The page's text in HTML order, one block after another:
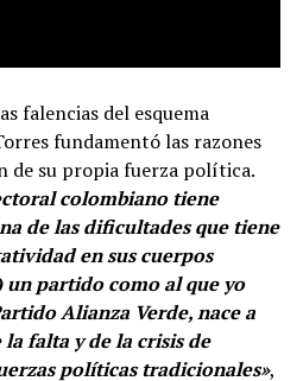
falencias del esquema
fundamentó las razones
de su propia fuerza política.
colombiano tiene
de las dificultades que tiene
en sus cuerpos
partido como al que yo
Alianza Verde, nace a
falta y de la crisis de
políticas tradicionales»,